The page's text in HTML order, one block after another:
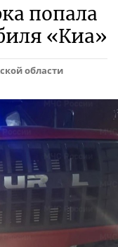
попала
«Киа»
области